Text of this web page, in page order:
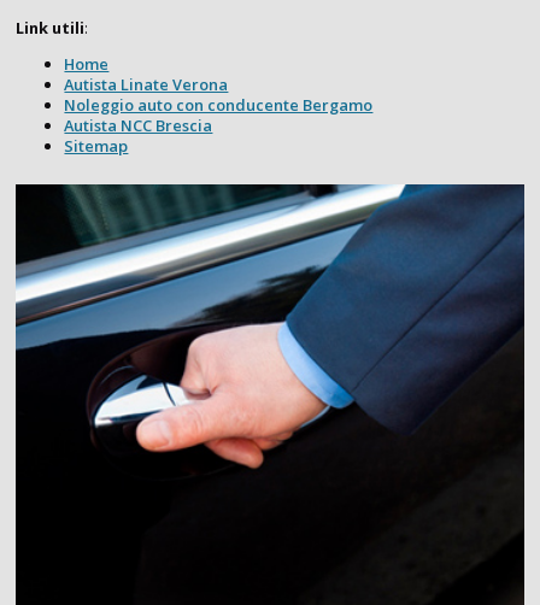
Link utili:
Home
Autista Linate Verona
Noleggio auto con conducente Bergamo
Autista NCC Brescia
Sitemap